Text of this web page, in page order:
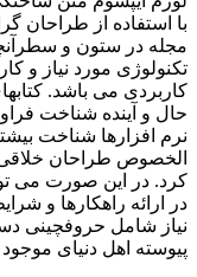
با استفاده از طراحان
مجله در ستون و
تکنولوژی مورد نیاز و
کاربردی می باشد.
حال و آینده شناخت
نرم افزارها شناخت
الخصوص طراحان
کرد. در این صورت می
در ارائه راهکارها و
نیاز شامل حروفچینی
پیوسته اهل دنیای